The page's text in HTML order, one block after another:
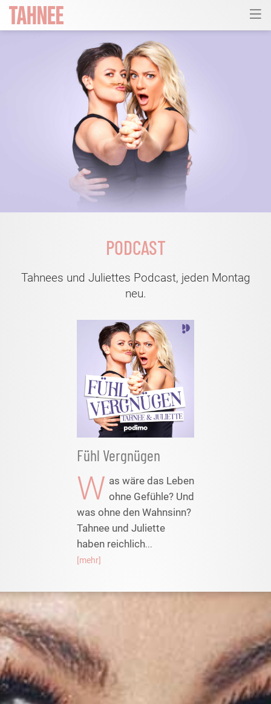
PODCAST
Tahnees und Juliettes Podcast, jeden Montag
neu.
Fühl Vergnügen
W as wäre das Leben
ohne Gefühle? Und
was ohne den Wahnsinn?
Tahnee und Juliette
haben reichlich...
[mehr]